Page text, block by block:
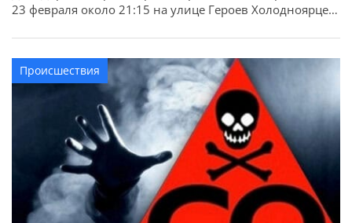
23 февраля около 21:15 на улице Героев Холодноярцев
Предварительно, 39-летняя женщина-водитель
автомобиля Mercedes-Benz не выбрала безопасную
скорость движения и допустила наезд на пешехода,
который двигался по правой обочине дороги. […]
Происшествия